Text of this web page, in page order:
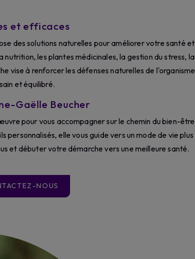
et efficaces
des solutions naturelles pour améliorer votre santé et
les plantes médicinales, la gestion du stress, la
vise à renforcer les défenses naturelles de l'organisme
et équilibré.
Gaëlle Beucher
pour vous accompagner sur le chemin du bien-être
elle vous guide vers un mode de vie plus
et débuter votre démarche vers une meilleure santé.
NOUS